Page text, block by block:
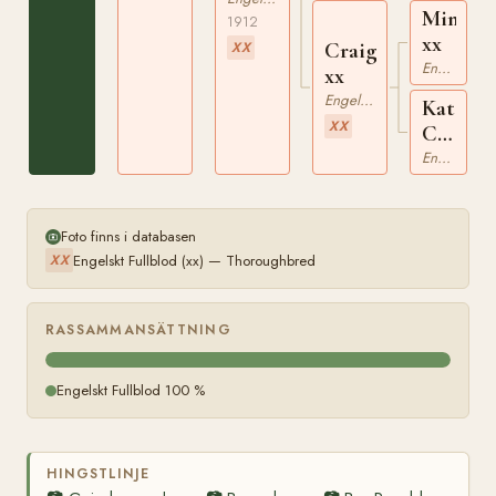
1912
XX
Craigmaddie
xx
Engelskt Fullblod
XX
xx
Engelskt Fullblod
Kate
Craig
xxEngelskt Fullblod
Foto finns i databasen
XX Engelskt Fullblod (xx) — Thoroughbred
RASSAMMANSÄTTNING
Engelskt Fullblod 100 %
HINGSTLINJE